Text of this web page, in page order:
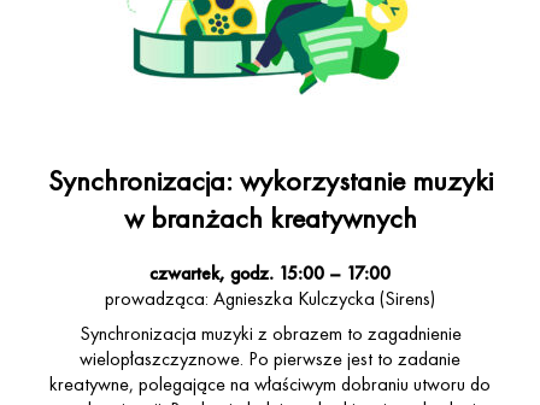
Synchronizacja: wykorzystanie muzyki
w branżach kreatywnych
czwartek, godz. 15:00 – 17:00
prowadząca: Agnieszka Kulczycka (Sirens)
Synchronizacja muzyki z obrazem to zagadnienie
wielopłaszczyznowe. Po pierwsze jest to zadanie
kreatywne, polegające na właściwym dobraniu utworu do